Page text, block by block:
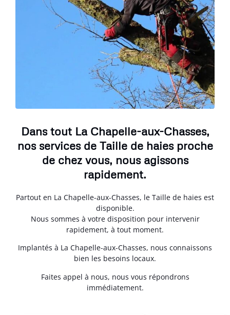
Dans tout La Chapelle-aux-Chasses,
nos services de Taille de haies proche
de chez vous, nous agissons
rapidement.
Partout en La Chapelle-aux-Chasses, le Taille de haies est
disponible.
Nous sommes à votre disposition pour intervenir
rapidement, à tout moment.
Implantés à La Chapelle-aux-Chasses, nous connaissons
bien les besoins locaux.
Faites appel à nous, nous vous répondrons
immédiatement.